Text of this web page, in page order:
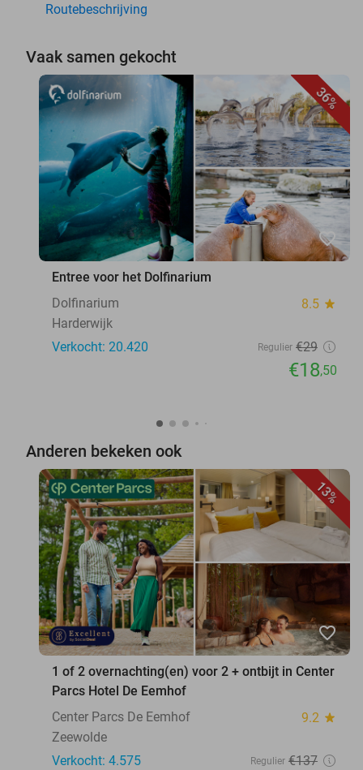
Routebeschrijving
Vaak samen gekocht
36%
favorite_border
Entree voor het Dolfinarium
Dolfinarium
8.5 star
Harderwijk
Verkocht: 20.420
Regulier €29
€18,50
Anderen bekeken ook
13%
favorite_border
1 of 2 overnachting(en) voor 2 + ontbijt in Center
Parcs Hotel De Eemhof
Center Parcs De Eemhof
9.2 star
Zeewolde
Verkocht: 4.575
Regulier €137